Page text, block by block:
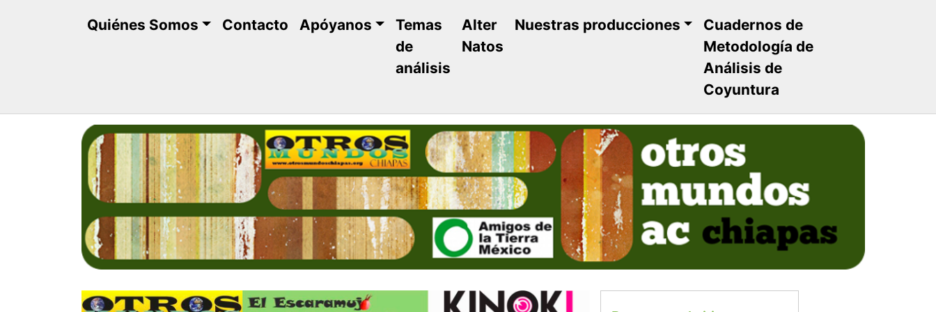
Quiénes Somos Contacto Apóyanos
Temas
de
análisis
Alter
Natos
Nuestras producciones
Cuadernos de
Metodología de
Análisis de
Coyuntura